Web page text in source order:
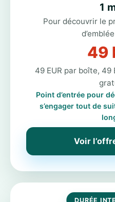
1
Pour découvrir le
49
49 EUR par boîte, 49
Point d’entrée pour
s’engager tout de
Voir
DURÉE